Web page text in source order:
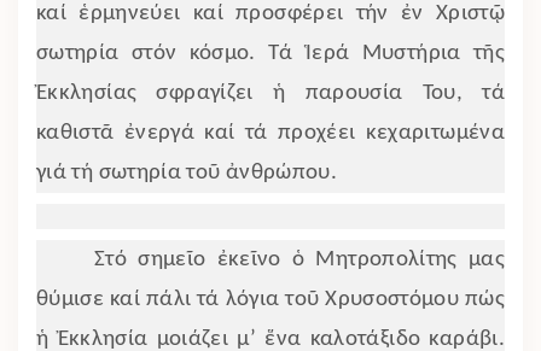
καί ἑρμηνεύει καί προσφέρει τήν ἐν Χριστῷ
σωτηρία στόν κόσμο. Τά Ἱερά Μυστήρια τῆς
Ἐκκλησίας σφραγίζει ἡ παρουσία Του, τά
καθιστᾶ ἐνεργά καί τά προχέει κεχαριτωμένα
γιά τή σωτηρία τοῦ ἀνθρώπου.
Στό σημεῖο ἐκεῖνο ὁ Μητροπολίτης μας
θύμισε καί πάλι τά λόγια τοῦ Χρυσοστόμου πώς
ἡ Ἐκκλησία μοιάζει μ’ ἕνα καλοτάξιδο καράβι.